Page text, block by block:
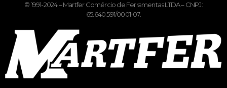
© 1991-2024 – Martfer Comércio de Ferramentas LTDA – CNPJ:
65.640.591/0001-07.